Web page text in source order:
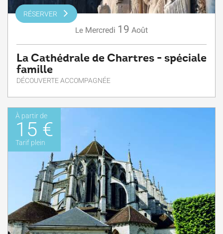
RÉSERVER
Le Mercredi 19 Août
La Cathédrale de Chartres - spéciale
famille
DÉCOUVERTE ACCOMPAGNÉE
À partir de
15 €
Tarif plein